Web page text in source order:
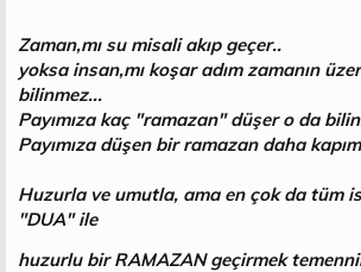
Zaman,mı su misali akıp geçer..
yoksa insan,mı koşar adım zamanın
bilinmez...
Payımıza kaç "ramazan" düşer o da
Payımıza düşen bir ramazan daha
Huzurla ve umutla, ama en çok da tüm
"DUA" ile
huzurlu bir RAMAZAN geçirmek